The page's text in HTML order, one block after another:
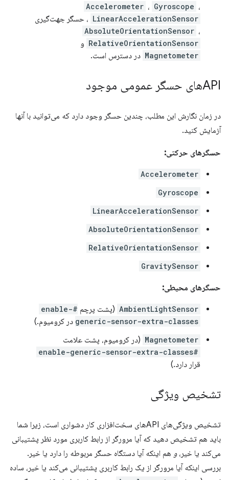
Accelerometer ، Gyroscope ،
LinearAccelerationSensor ، حسگر جهت‌گیری
AbsoluteOrientationSensor ،
RelativeOrientationSensor و
Magnetometer در دسترس است.
APIهای حسگر عمومی موجود
در زمان نگارش این مطلب، چندین حسگر وجود دارد که می‌توانید با آنها
آزمایش کنید.
حسگرهای حرکتی:
Accelerometer
Gyroscope
LinearAccelerationSensor
AbsoluteOrientationSensor
RelativeOrientationSensor
GravitySensor
حسگرهای محیطی:
AmbientLightSensor (پشت پرچم
#enable-
generic-sensor-extra-classes در کرومیوم.)
Magnetometer (در کرومیوم، پشت علامت
#enable-generic-sensor-extra-classes
قرار دارد.)
تشخیص ویژگی
تشخیص ویژگی‌های APIهای سخت‌افزاری کار دشواری است، زیرا شما
باید هم تشخیص دهید که آیا مرورگر از رابط کاربری مورد نظر پشتیبانی
می‌کند یا خیر،و هم اینکه آیا دستگاه حسگر مربوطه را دارد یا خیر.
بررسی اینکه آیا مرورگر از یک رابط کاربری پشتیبانی می‌کند یا خیر، ساده